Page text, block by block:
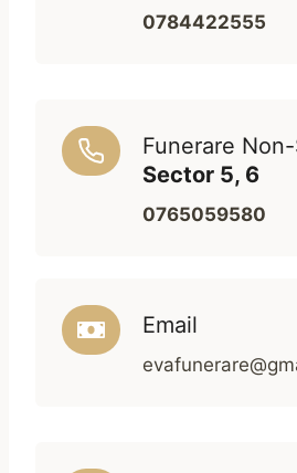
0784422555
Funerare
Sector 5, 6
0765059580
Email